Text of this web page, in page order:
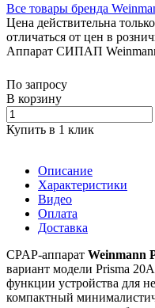
Все товары бренда
Цена действительна
отличаться от цен в
Аппарат СИПАП
По запросу
В корзину
Купить в 1 клик
Описание
Характеристики
Видео
Оплата
Доставка
CPAP-аппарат Weinmann
вариант модели Prisma
функции устройства для
компактный